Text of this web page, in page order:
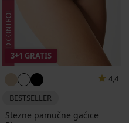
3+1 GRATIS
4,4
BESTSELLER
Stezne pamučne gaćice